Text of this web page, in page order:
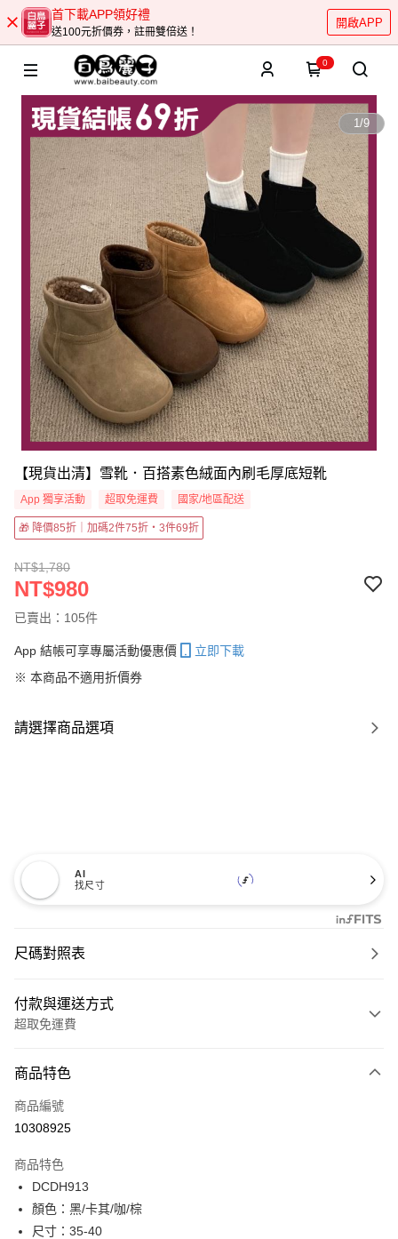
首下載APP領好禮
送100元折價券，註冊雙倍送！
開啟APP
0
1/9
【現貨出清】雪靴．百搭素色絨面內刷毛厚底短靴
App 獨享活動 超取免運費 國家/地區配送
🎁 降價85折｜加碼2件75折・3件69折
NT$1,780
NT$980
已賣出：105件
App 結帳可享專屬活動優惠價
立即下載
※ 本商品不適用折價券
請選擇商品選項
AI
找尺寸
尺碼對照表
付款與運送方式
超取免運費
信用卡一次付款
超商取貨付款
Apple Pay
街口支付
商品特色
商品編號
10308925
商品特色
DCDH913
顏色：黑/卡其/咖/棕
尺寸：35-40